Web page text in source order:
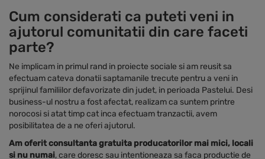
Cum considerati ca puteti veni in
ajutorul comunitatii din care faceti
parte?
Ne implicam in primul rand in proiecte sociale si am reusit sa
efectuam cateva donatii saptamanile trecute pentru a veni in
sprijinul familiilor defavorizate din judet, in perioada Pastelui. Desi
business-ul nostru a fost afectat, realizam ca suntem printre
norocosi si atat timp cat inca efectuam tranzactii, avem
posibilitatea de a ne oferi ajutorul.
Am oferit consultanta gratuita producatorilor mai mici, locali
si nu numai, care doresc sau intentioneaza sa faca productie de